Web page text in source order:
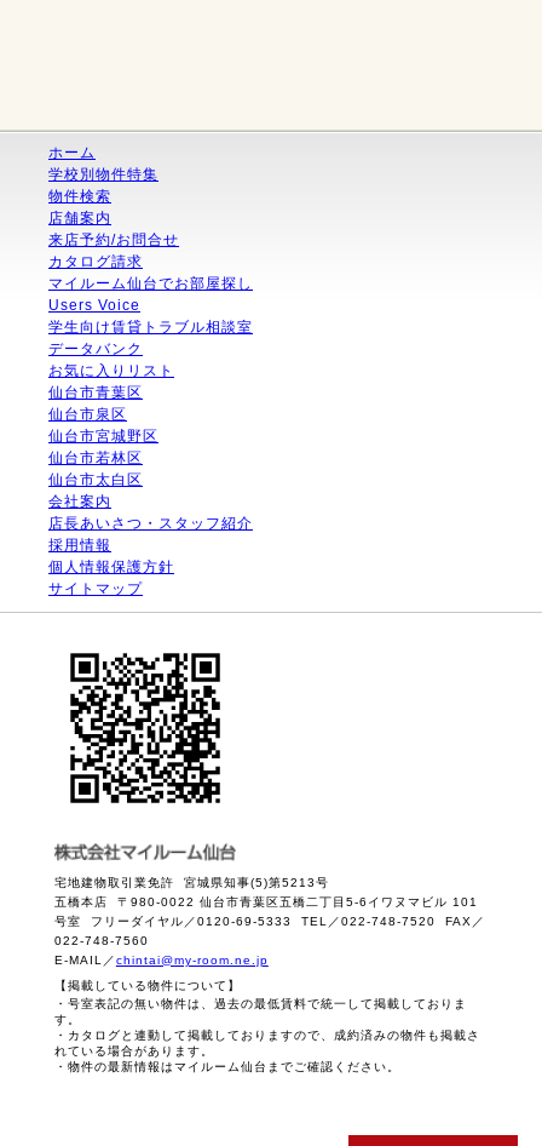
ホーム
学校別物件特集
物件検索
店舗案内
来店予約/お問合せ
カタログ請求
マイルーム仙台でお部屋探し
Users Voice
学生向け賃貸トラブル相談室
データバンク
お気に入りリスト
仙台市青葉区
仙台市泉区
仙台市宮城野区
仙台市若林区
仙台市太白区
会社案内
店長あいさつ・スタッフ紹介
採用情報
個人情報保護方針
サイトマップ
宅地建物取引業免許 宮城県知事(5)第5213号
五橋本店 〒980-0022 仙台市青葉区五橋二丁目5-6イワヌマビル 101
号室 フリーダイヤル／0120-69-5333 TEL／022-748-7520 FAX／
022-748-7560
E-MAIL／chintai@my-room.ne.jp
【掲載している物件について】
・号室表記の無い物件は、過去の最低賃料で統一して掲載しておりま
す。
・カタログと連動して掲載しておりますので、成約済みの物件も掲載さ
れている場合があります。
・物件の最新情報はマイルーム仙台までご確認ください。